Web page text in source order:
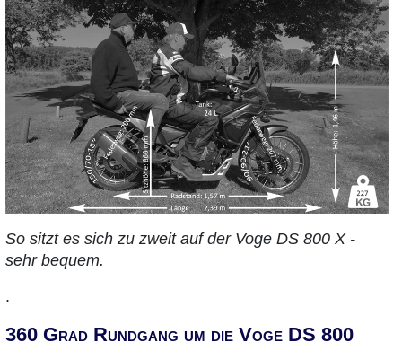
So sitzt es sich zu zweit auf der Voge DS 800 X -
sehr bequem.
.
360 Grad Rundgang um die Voge DS 800